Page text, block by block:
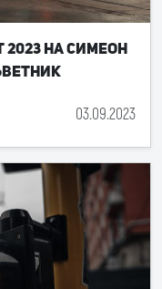
на Симеон
03.09.2023